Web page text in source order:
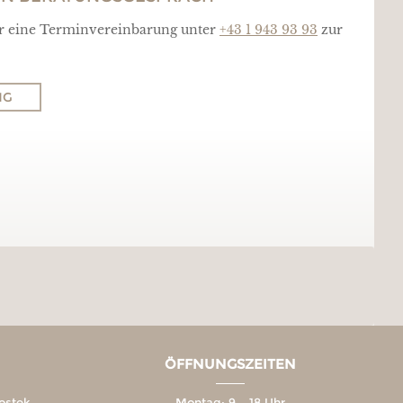
eine Terminvereinbarung unter +43 1 943 93 93 zur
ÖFFNUNGSZEITEN